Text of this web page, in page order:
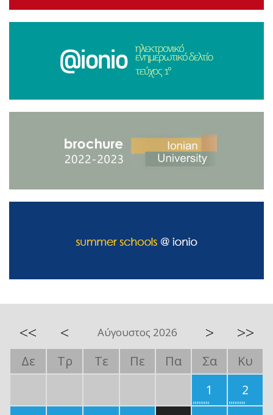
<< < Αύγουστος 2026 > >>
Δε Τρ Τε Πε Πα Σα
Κυ
1
2